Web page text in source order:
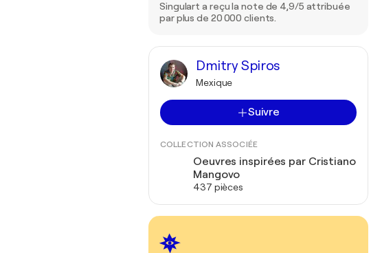
Singulart a reçu la note de 4,9/5 attribuée
par plus de 20 000 clients.
Dmitry Spiros
Mexique
Suivre
COLLECTION ASSOCIÉE
Oeuvres inspirées par Cristiano
Mangovo
437 pièces